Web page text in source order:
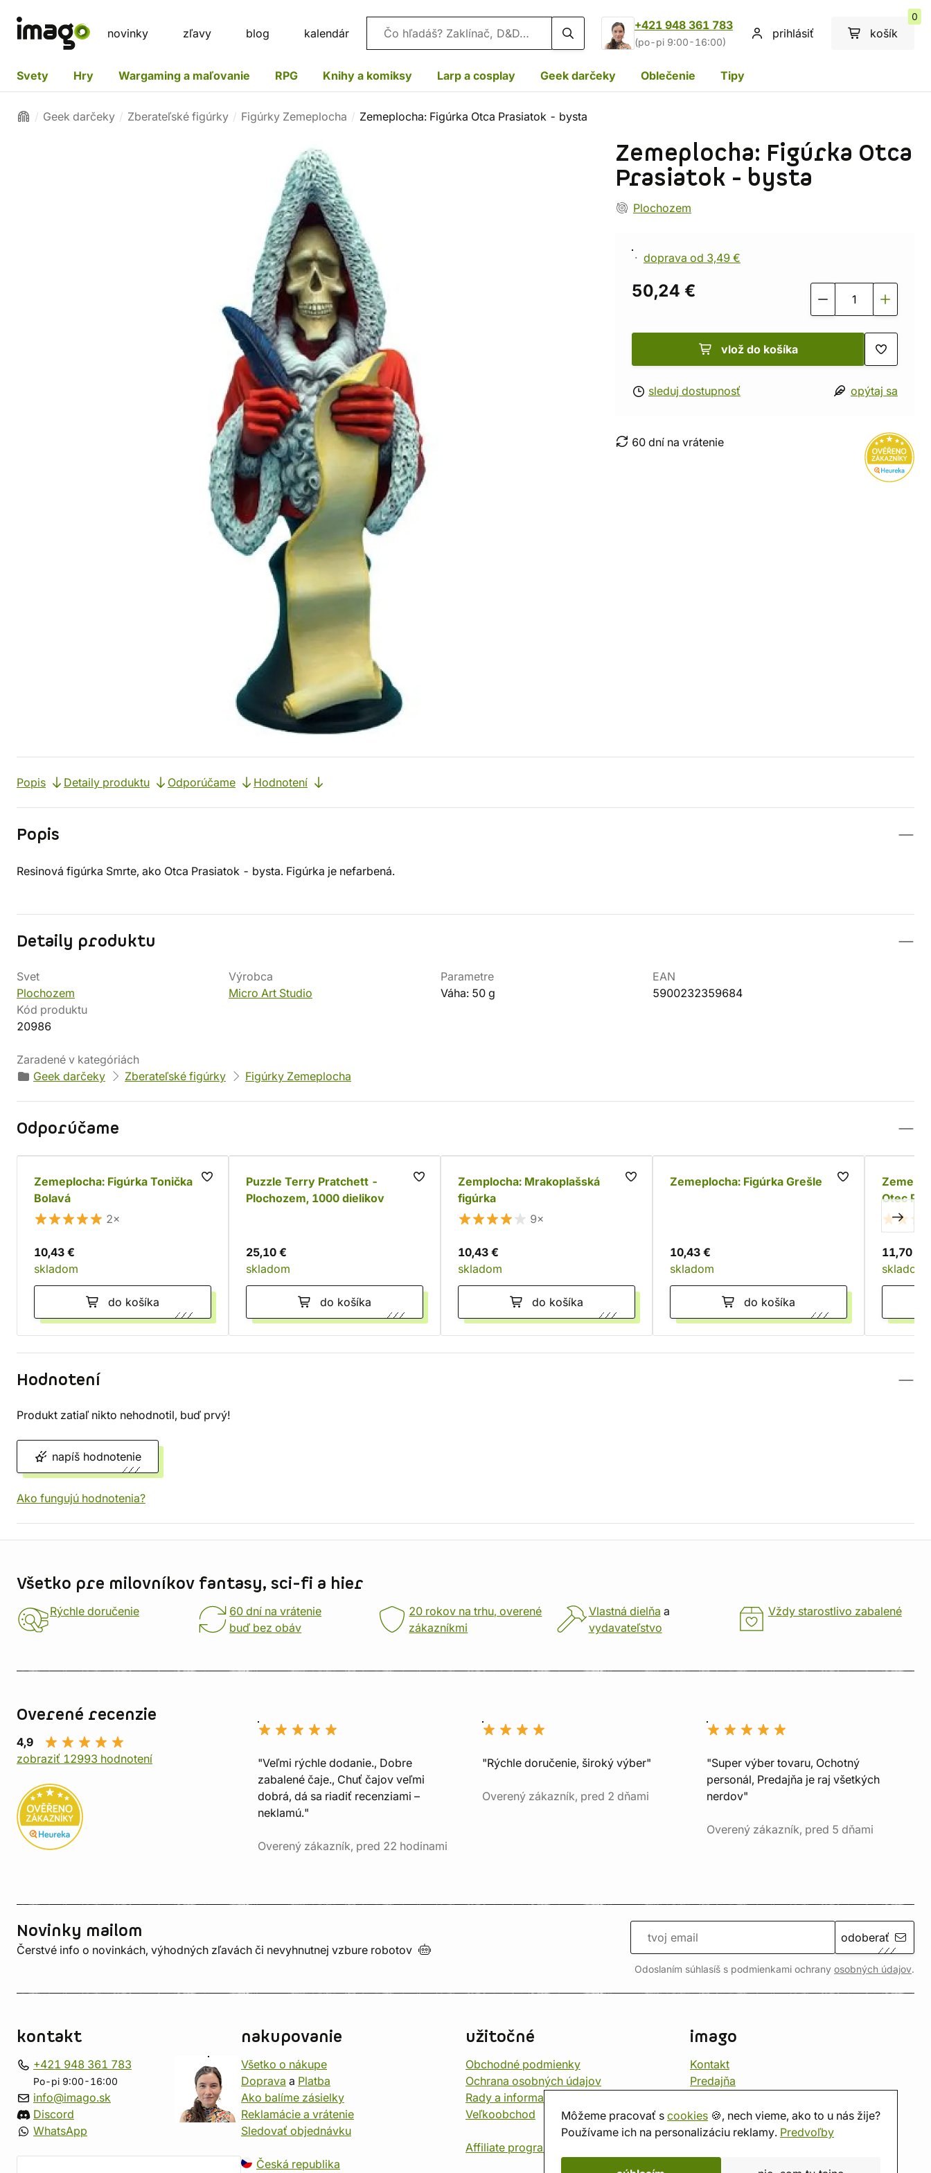
novinky zľavy blog kalendár Vyhľadávanie
+421 948 361 783
(po-pi 9:00-16:00)
prihlásiť košík
0
Svety Hry Wargaming a maľovanie RPG Knihy a komiksy Larp a cosplay Geek darčeky Oblečenie Tipy
Geek darčeky Zberateľské figúrky Figúrky Zemeplocha Zemeplocha: Figúrka Otca Prasiatok - bysta
Zemeplocha: Figúrka Otca
Prasiatok - bysta
Plochozem
doprava od 3,49 €
50,24 €
vlož do košíka
sleduj dostupnosť opýtaj sa
60 dní na vrátenie
Popis Detaily produktu Odporúčame Hodnotení
Popis
Resinová figúrka Smrte, ako Otca Prasiatok - bysta. Figúrka je nefarbená.
Detaily produktu
Svet
Plochozem
Výrobca
Micro Art Studio
Parametre
Váha: 50 g
EAN
5900232359684
Kód produktu
20986
Zaradené v kategóriách
Geek darčeky
Zberateľské figúrky Figúrky Zemeplocha
Odporúčame
Zemeplocha: Figúrka Tonička
Bolavá
2×
10,43 €
skladom
do košíka
Puzzle Terry Pratchett -
Plochozem, 1000 dielikov
25,10 €
skladom
do košíka
Zemplocha: Mrakoplašská
figúrka
9×
10,43 €
skladom
do košíka
Zemeplocha: Figúrka Grešle
10,43 €
skladom
do košíka
Otec
11,70 €
skladom
Hodnotení
Produkt zatiaľ nikto nehodnotil, buď prvý!
napíš hodnotenie
Ako fungujú hodnotenia?
Môžeme pracovať s cookies 🍪, nech vieme, ako to u nás žije?
Používame ich na personalizáciu reklamy. Predvoľby
Všetko pre milovníkov fantasy, sci-fi a hier
Rýchle doručenie
60 dní na vrátenie
buď bez obáv
20 rokov na trhu, overené
zákazníkmi
Vlastná dielňa a
vydavateľstvo
Vždy starostlivo zabalené
Overené recenzie
4,9
zobraziť 12993 hodnotení
"Veľmi rýchle dodanie., Dobre
zabalené čaje., Chuť čajov veľmi
dobrá, dá sa riadiť recenziami –
neklamú."
Overený zákazník, pred 22 hodinami
"Rýchle doručenie, široký výber"
Overený zákazník, pred 2 dňami
"Super výber tovaru, Ochotný
personál, Predajňa je raj všetkých
nerdov"
Overený zákazník, pred 5 dňami
Novinky mailom
Čerstvé info o novinkách, výhodných zľavách či nevyhnutnej vzbure robotov
odoberať
Odoslaním súhlasíš s podmienkami ochrany osobných údajov.
kontakt
+421 948 361 783
Po-pi 9:00-16:00
info@imago.sk
Discord
WhatsApp
nakupovanie
Všetko o nákupe
Doprava a Platba
Ako balíme zásielky
Reklamácie a vrátenie
Sledovať objednávku
Česká republika
užitočné
Obchodné podmienky
Ochrana osobných údajov
Rady a informace
Veľkoobchod
Affiliate program
imago
Kontakt
Predajňa
O nás
Hodnotenie obchodu